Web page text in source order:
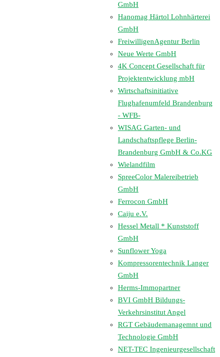
GmbH
Hanomag Härtol Lohnhärterei
GmbH
FreiwilligenAgentur Berlin
Neue Werte GmbH
4K Concept Gesellschaft für
Projektentwicklung mbH
Wirtschaftsinitiative
Flughafenumfeld Brandenburg
- WFB-
WISAG Garten- und
Landschaftspflege Berlin-
Brandenburg GmbH & Co.KG
Wielandfilm
SpreeColor Malereibetrieb
GmbH
Ferrocon GmbH
Caiju e.V.
Hessel Metall * Kunststoff
GmbH
Sunflower Yoga
Kompressorentechnik Langer
GmbH
Herms-Immopartner
BVI GmbH Bildungs-
Verkehrsinstitut Angel
RGT Gebäudemanagemnt und
Technologie GmbH
NET-TEC Ingenieurgesellschaft